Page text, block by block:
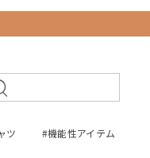
ツ #機能性アイテム